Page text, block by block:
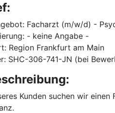
Facharzt (m/w/d) -
- keine Angabe -
Region Frankfurt am Main
SHC-306-741-JN (bei
Kunden suchen wir